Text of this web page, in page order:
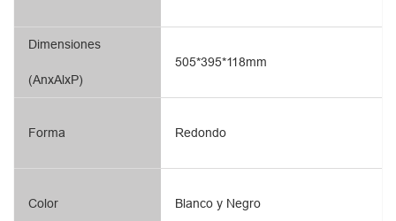
Dimensiones
(AnxAlxP)
Forma
Color
505*395*118mm
Redondo
Blanco y Negro